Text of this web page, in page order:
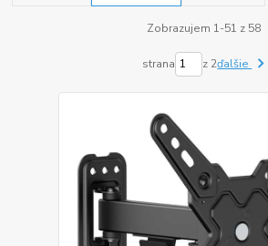
Zobrazujem 1-51 z 58
strana z 2ďalšie